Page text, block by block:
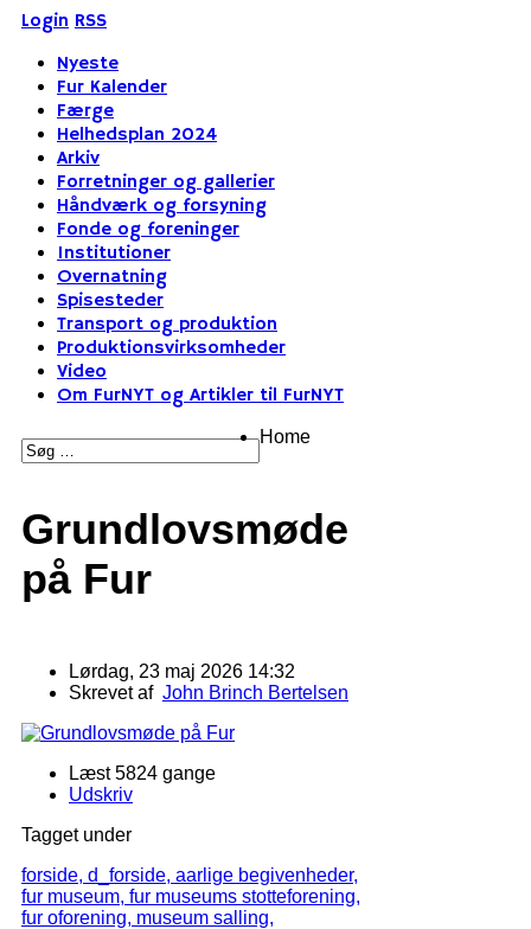
Login RSS
Nyeste
Fur Kalender
Færge
Helhedsplan 2024
Arkiv
Forretninger og gallerier
Håndværk og forsyning
Fonde og foreninger
Institutioner
Overnatning
Spisesteder
Transport og produktion
Produktionsvirksomheder
Video
Om FurNYT og Artikler til FurNYT
Home
Grundlovsmøde
på Fur
Lørdag, 23 maj 2026 14:32
Skrevet af John Brinch Bertelsen
Læst 5824 gange
Udskriv
Tagget under
forside, d_forside, aarlige begivenheder,
fur museum, fur museums stotteforening,
fur oforening, museum salling,